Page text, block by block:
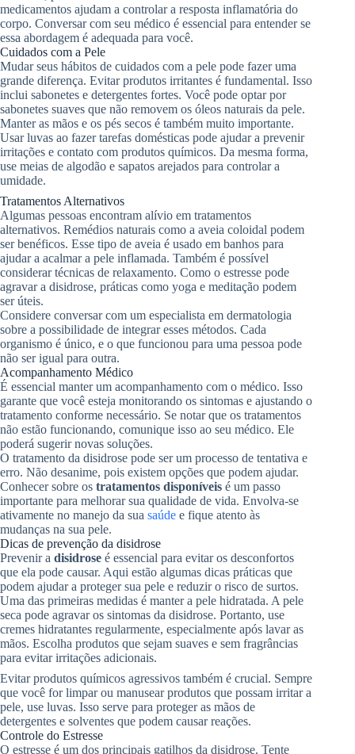
medicamentos ajudam a controlar a resposta inflamatória do
corpo. Conversar com seu médico é essencial para entender se
essa abordagem é adequada para você.
Cuidados com a Pele
Mudar seus hábitos de cuidados com a pele pode fazer uma
grande diferença. Evitar produtos irritantes é fundamental. Isso
inclui sabonetes e detergentes fortes. Você pode optar por
sabonetes suaves que não removem os óleos naturais da pele.
Manter as mãos e os pés secos é também muito importante.
Usar luvas ao fazer tarefas domésticas pode ajudar a prevenir
irritações e contato com produtos químicos. Da mesma forma,
use meias de algodão e sapatos arejados para controlar a
umidade.
Tratamentos Alternativos
Algumas pessoas encontram alívio em tratamentos
alternativos. Remédios naturais como a aveia coloidal podem
ser benéficos. Esse tipo de aveia é usado em banhos para
ajudar a acalmar a pele inflamada. Também é possível
considerar técnicas de relaxamento. Como o estresse pode
agravar a disidrose, práticas como yoga e meditação podem
ser úteis.
Considere conversar com um especialista em dermatologia
sobre a possibilidade de integrar esses métodos. Cada
organismo é único, e o que funcionou para uma pessoa pode
não ser igual para outra.
Acompanhamento Médico
É essencial manter um acompanhamento com o médico. Isso
garante que você esteja monitorando os sintomas e ajustando o
tratamento conforme necessário. Se notar que os tratamentos
não estão funcionando, comunique isso ao seu médico. Ele
poderá sugerir novas soluções.
O tratamento da disidrose pode ser um processo de tentativa e
erro. Não desanime, pois existem opções que podem ajudar.
Conhecer sobre os tratamentos disponíveis é um passo
importante para melhorar sua qualidade de vida. Envolva-se
ativamente no manejo da sua saúde e fique atento às
mudanças na sua pele.
Dicas de prevenção da disidrose
Prevenir a disidrose é essencial para evitar os desconfortos
que ela pode causar. Aqui estão algumas dicas práticas que
podem ajudar a proteger sua pele e reduzir o risco de surtos.
Uma das primeiras medidas é manter a pele hidratada. A pele
seca pode agravar os sintomas da disidrose. Portanto, use
cremes hidratantes regularmente, especialmente após lavar as
mãos. Escolha produtos que sejam suaves e sem fragrâncias
para evitar irritações adicionais.
Evitar produtos químicos agressivos também é crucial. Sempre
que você for limpar ou manusear produtos que possam irritar a
pele, use luvas. Isso serve para proteger as mãos de
detergentes e solventes que podem causar reações.
Controle do Estresse
O estresse é um dos principais gatilhos da disidrose. Tente